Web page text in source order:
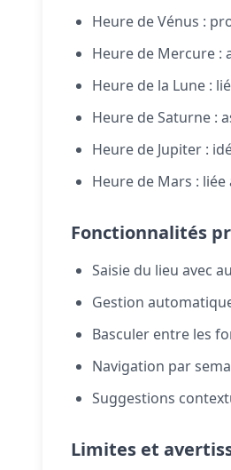
Heure de Vénus :
Heure de Mercure :
Heure de la Lune :
Heure de Saturne :
Heure de Jupiter :
Heure de Mars :
Fonctionnalités
Saisie du lieu avec
Gestion
Basculer entre les
Navigation par
Suggestions
Limites et